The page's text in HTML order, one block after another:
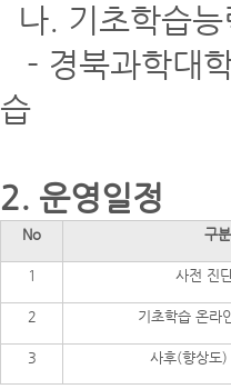
나. 기초학습
- 경북과학대
습
2. 운영일정
No 구분
1 사전 진
2 기초학습 온라
3 사후(향상도)